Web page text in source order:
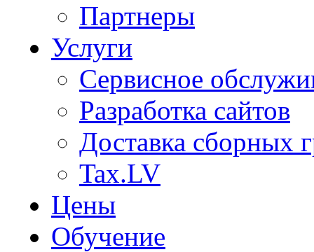
Партнеры
Услуги
Сервисное
Разработка сайтов
Доставка сборных
Tax.LV
Цены
Обучение